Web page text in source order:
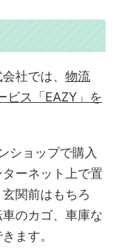
社では、 物流
ビス「EAZY」を
ショップで購入
ーネット上で置
関前はもちろ
のカゴ、車庫な
ます。